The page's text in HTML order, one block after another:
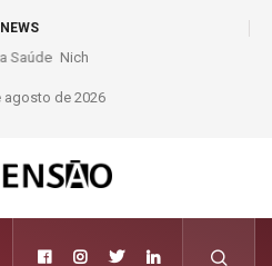
NEWS
lojas e presença entre os maiores
de construção do Brasil
agosto de 2026